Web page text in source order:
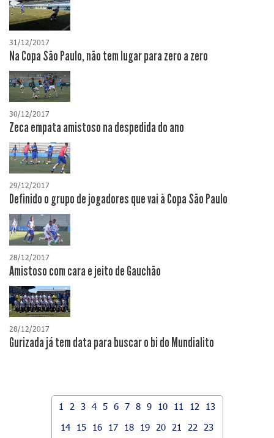
31/12/2017
Na Copa São Paulo, não tem lugar para zero a zero
30/12/2017
Zeca empata amistoso na despedida do ano
29/12/2017
Definido o grupo de jogadores que vai à Copa São Paulo
28/12/2017
Amistoso com cara e jeito de Gauchão
28/12/2017
Gurizada já tem data para buscar o bi do Mundialito
1 2 3 4 5 6 7 8 9 10 11 12
13
14
15 16 17 18 19 20 21 22
23